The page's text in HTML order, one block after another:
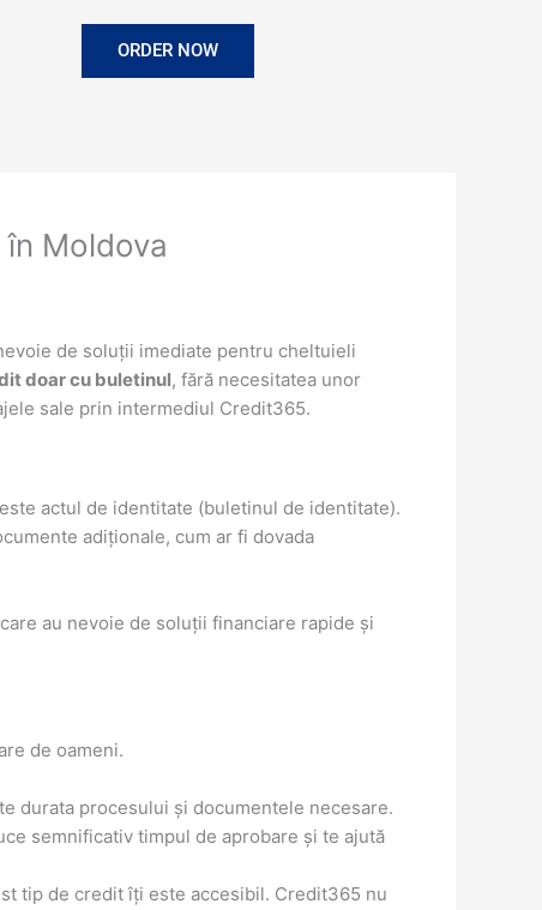
ORDER NOW
Moldova
de soluții imediate pentru cheltuieli
doar cu buletinul, fără necesitatea unor
sale prin intermediul Credit365.
actul de identitate (buletinul de identitate).
adiționale, cum ar fi dovada
au nevoie de soluții financiare rapide și
de oameni.
durata procesului și documentele necesare.
semnificativ timpul de aprobare și te ajută
tip de credit îți este accesibil. Credit365 nu